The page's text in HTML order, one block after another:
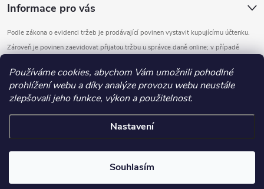
Používáme cookies, abychom Vám umožnili pohodlné
prohlížení webu a díky analýze provozu webu neustále
zlepšovali jeho funkce, výkon a použitelnost.
Nastavení
Souhlasím
Informace pro vás
Podle zákona o evidenci tržeb je prodávající povinen vystavit kupujícímu účtenku.
Zároveň je povinen zaevidovat přijatou tržbu u správce daně online; v případě
Vytvořil Shoptet
Copyright 2026DOMYS. Všechna práva vyhrazena.
.detail-parameters img, .basic-description img, .extended-description